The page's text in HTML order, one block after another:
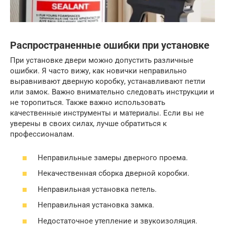
Распространенные ошибки при установке
При установке двери можно допустить различные
ошибки. Я часто вижу, как новички неправильно
выравнивают дверную коробку, устанавливают петли
или замок. Важно внимательно следовать инструкции и
не торопиться. Также важно использовать
качественные инструменты и материалы. Если вы не
уверены в своих силах, лучше обратиться к
профессионалам.
Неправильные замеры дверного проема.
Некачественная сборка дверной коробки.
Неправильная установка петель.
Неправильная установка замка.
Недостаточное утепление и звукоизоляция.